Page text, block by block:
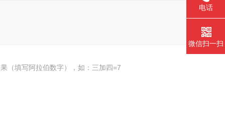
（填写阿拉伯数字），如：三加四=7
电话
微信扫一扫